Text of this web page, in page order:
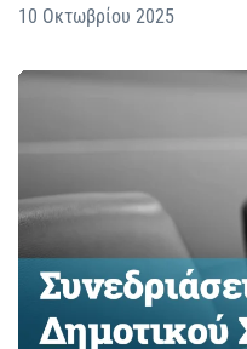
10 Οκτωβρίου 2025